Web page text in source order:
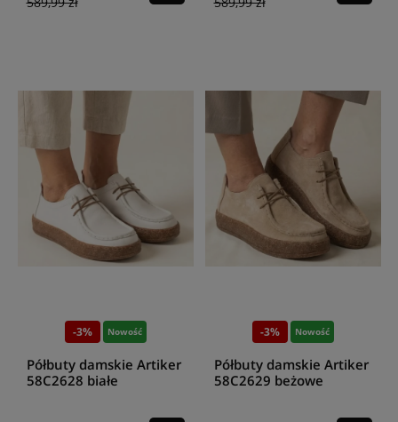
-3% Nowość
Półbuty damskie Artiker
58C2628 białe
-3% Nowość
Półbuty damskie Artiker
58C2629 beżowe